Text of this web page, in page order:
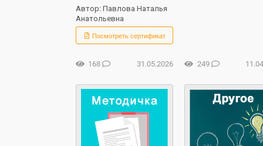
Автор: Павлова Наталья
Анатольевна
Посмотреть сертификат
31.05.2026
168 249